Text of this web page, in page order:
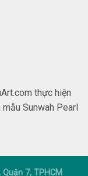
thực hiện
Sunwah Pearl
7, TPHCM